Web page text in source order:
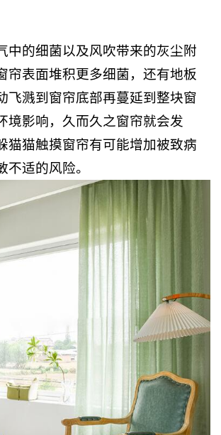
中的细菌以及风吹带来的灰尘附
帘表面堆积更多细菌，还有地板
飞溅到窗帘底部再蔓延到整块窗
境影响，久而久之窗帘就会发
猫猫触摸窗帘有可能增加被致病
不适的风险。